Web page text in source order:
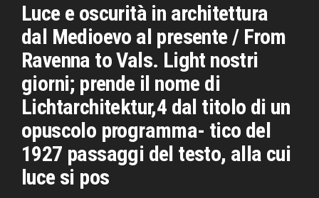
Luce e oscurità in architettura
dal Medioevo al presente / From
Ravenna to Vals. Light nostri
giorni; prende il nome di
Lichtarchitektur,4 dal titolo di un
opuscolo programma- tico del
1927 passaggi del testo, alla cui
luce si pos